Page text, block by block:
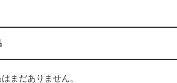
まだありません。